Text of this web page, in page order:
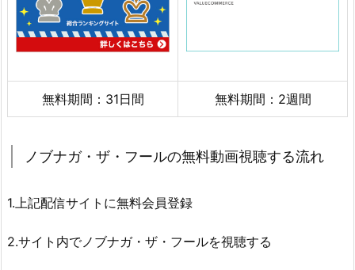
無料期間：31日間 無料期間：2週間
ノブナガ・ザ・フールの無料動画視聴する流れ
1.上記配信サイトに無料会員登録
2.サイト内でノブナガ・ザ・フールを視聴する